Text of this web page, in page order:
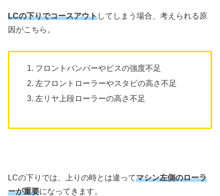
LCの下りでコースアウトしてしまう場合、考えられる原
因がこちら。
フロントバンパーやビスの強度不足
左フロントローラーやスタビの高さ不足
左リヤ上段ローラーの高さ不足
LCの下りでは、上りの時とは違ってマシン左側のローラ
ーが重要になってきます。